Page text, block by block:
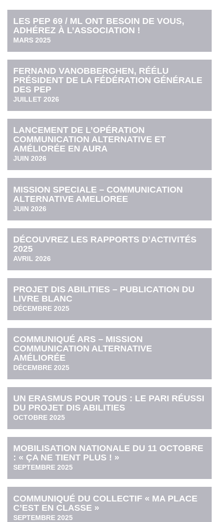
LES PEP 69 / ML ONT BESOIN DE VOUS,
ADHÉREZ À L’ASSOCIATION !
MARS 2025
FERNAND VANOBBERGHEN, RÉÉLU
PRÉSIDENT DE LA FÉDÉRATION GÉNÉRALE
DES PEP
JUILLET 2026
LANCEMENT DE L’OPÉRATION
COMMUNICATION ALTERNATIVE ET
AMÉLIORÉE EN AURA
JUIN 2026
MISSION SPECIALE – COMMUNICATION
ALTERNATIVE AMELIOREE
JUIN 2026
DÉCOUVREZ LES RAPPORTS D’ACTIVITÉS
2025
AVRIL 2026
PROJET DIS ABILITIES – PUBLICATION DU
LIVRE BLANC
DÉCEMBRE 2025
COMMUNIQUÉ ARS – MISSION
COMMUNICATION ALTERNATIVE
AMÉLIORÉE
DÉCEMBRE 2025
UN ERASMUS POUR TOUS : LE PARI RÉUSSI
DU PROJET DIS ABILITIES
OCTOBRE 2025
MOBILISATION NATIONALE DU 11 OCTOBRE
: « ÇA NE TIENT PLUS ! »
SEPTEMBRE 2025
COMMUNIQUÉ DU COLLECTIF « MA PLACE
C’EST EN CLASSE »
SEPTEMBRE 2025